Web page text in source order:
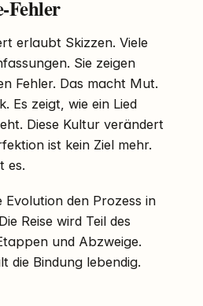
Fehler
erlaubt Skizzen. Viele
Sie zeigen
Fehler. Das macht Mut.
Es zeigt, wie ein Lied
Diese Kultur verändert
ist kein Ziel mehr.
es.
Evolution den Prozess in
Reise wird Teil des
und Abzweige.
die Bindung lebendig.